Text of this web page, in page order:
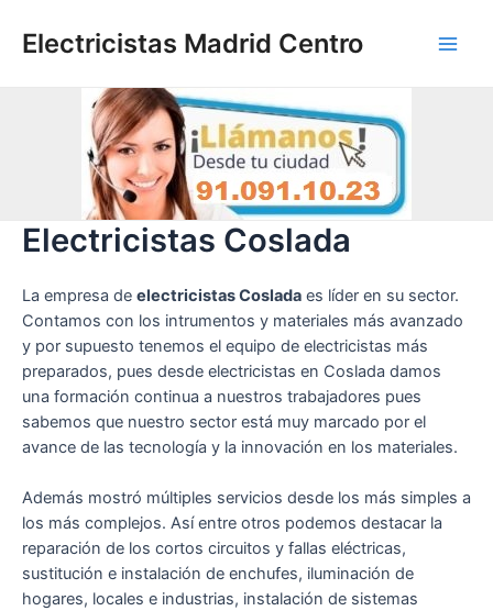
Electricistas Madrid Centro
Electricistas Coslada
La empresa de electricistas Coslada es líder en su sector.
Contamos con los intrumentos y materiales más avanzado
y por supuesto tenemos el equipo de electricistas más
preparados, pues desde electricistas en Coslada damos
una formación continua a nuestros trabajadores pues
sabemos que nuestro sector está muy marcado por el
avance de las tecnología y la innovación en los materiales.
Además mostró múltiples servicios desde los más simples a
los más complejos. Así entre otros podemos destacar la
reparación de los cortos circuitos y fallas eléctricas,
sustitución e instalación de enchufes, iluminación de
hogares, locales e industrias, instalación de sistemas